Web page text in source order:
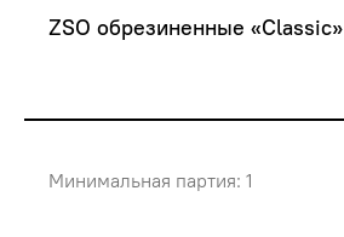
ZSO обрезиненные «Classic»
Минимальная партия: 1